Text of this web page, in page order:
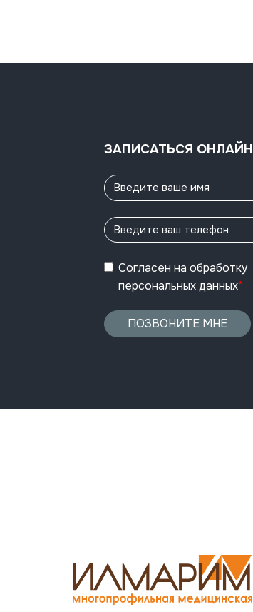
ЗАПИСАТЬСЯ ОНЛАЙН
Согласен на обработку
персональных данных*
ПОЗВОНИТЕ МНЕ